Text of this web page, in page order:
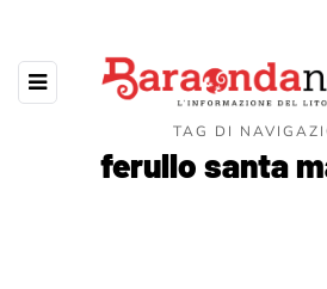
TAG DI
ferullo santa